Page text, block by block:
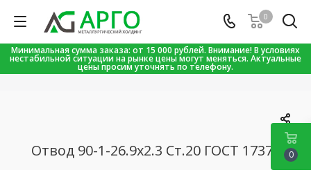
Минимальная сумма заказа: от 15 000 рублей. Внимание! В условиях
нестабильной ситуации на рынке цены могут меняться. Актуальные
цены просим уточнять по телефону.
0
Отвод 90-1-26.9х2.3 Ст.20 ГОСТ 17375 0